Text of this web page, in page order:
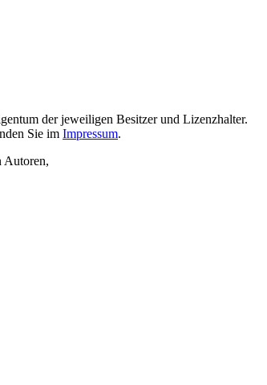
der jeweiligen Besitzer und Lizenzhalter.
Sie im Impressum.
Autoren,